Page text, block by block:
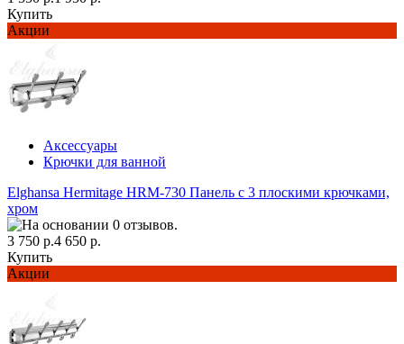
Купить
Акции
Аксессуары
Крючки для ванной
Elghansa Hermitage HRM-730 Панель с 3 плоскими крючками,
хром
3 750 р.4 650 р.
Купить
Акции